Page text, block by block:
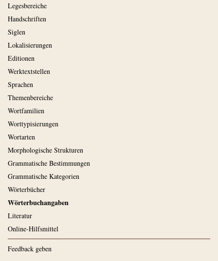
Legesbereiche
Handschriften
Siglen
Lokalisierungen
Editionen
Werktextstellen
Sprachen
Themenbereiche
Wortfamilien
Worttypisierungen
Wortarten
Morphologische Strukturen
Grammatische Bestimmungen
Grammatische Kategorien
Wörterbücher
Wörterbuchangaben
Literatur
Online-Hilfsmittel
Feedback geben